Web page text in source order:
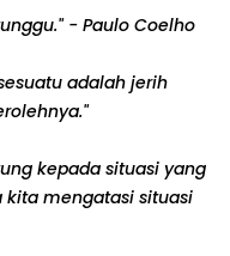
- Paulo Coelho
adalah jerih
kepada situasi yang
mengatasi situasi